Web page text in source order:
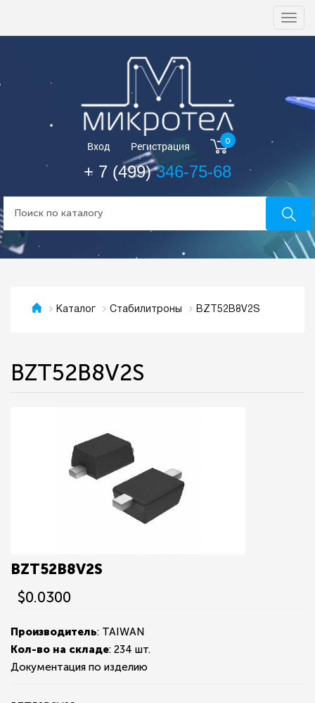
Вход Регистрация 0
+ 7 (499)346-75-68
Каталог Стабилитроны BZT52B8V2S
BZT52B8V2S
BZT52B8V2S
$0.0300
Производитель: TAIWAN
Кол-во на складе: 234 шт.
Документация по изделию